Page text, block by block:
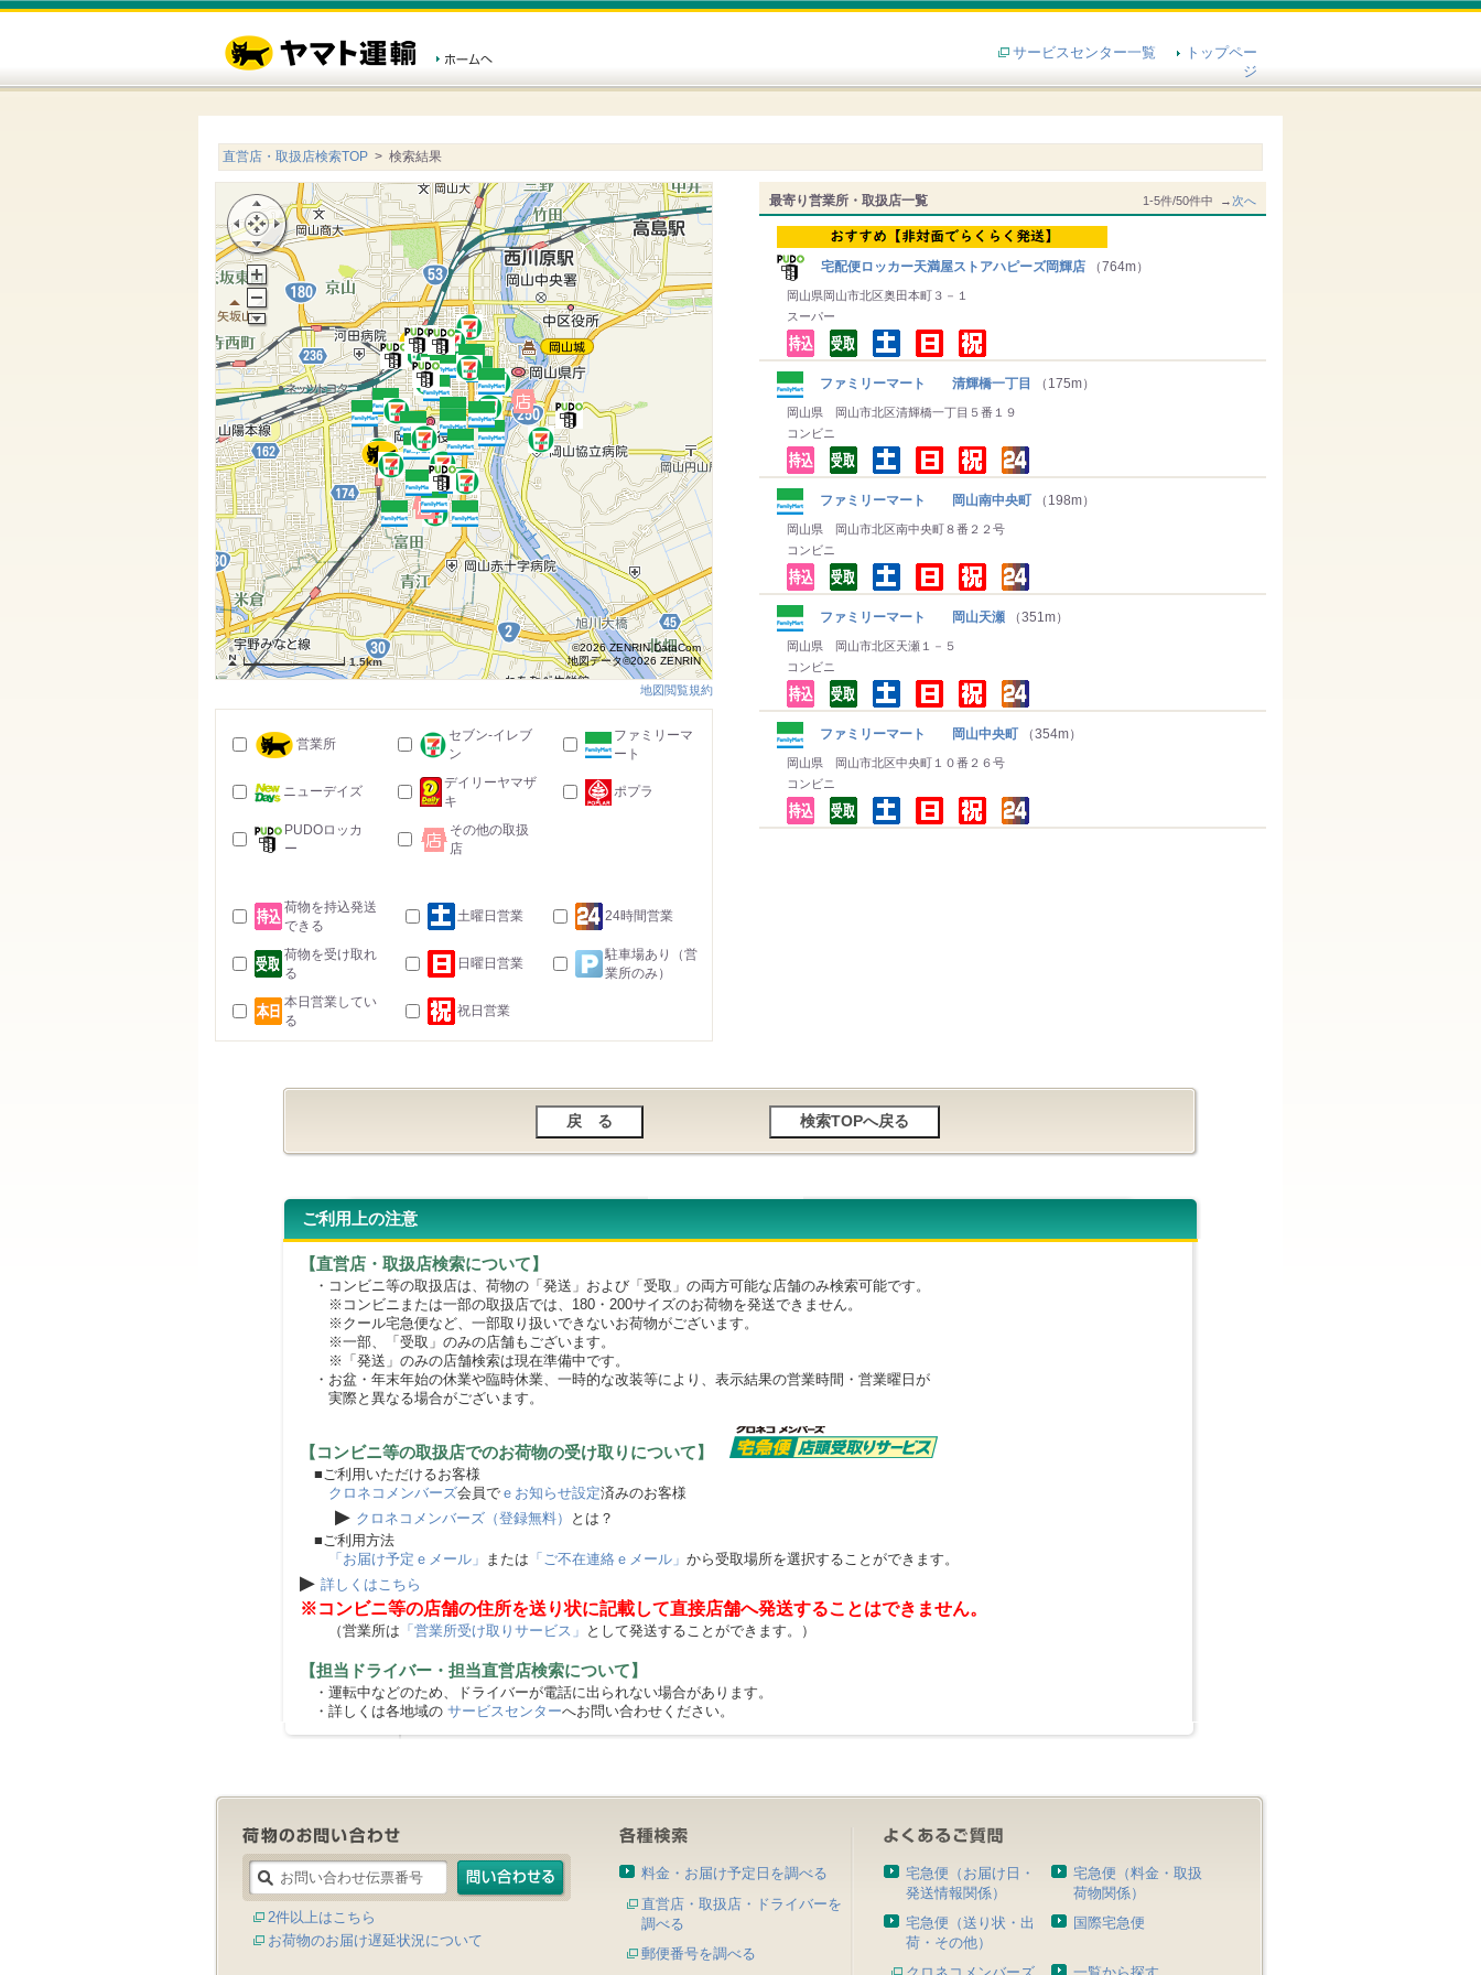
サービスセンター一覧
トップペー
ジ
直営店・取扱店検索TOP > 検索結果
最寄り営業所・取扱店一覧 1-5件/50件中 →次へ
宅配便ロッカー天満屋ストアハピーズ岡輝店 （764m）
岡山県岡山市北区奥田本町３－１
スーパー
ファミリーマート 清輝橋一丁目 （175m）
岡山県 岡山市北区清輝橋一丁目５番１９
コンビニ
ファミリーマート 岡山南中央町 （198m）
岡山県 岡山市北区南中央町８番２２号
コンビニ
ファミリーマート 岡山天瀬 （351m）
岡山県 岡山市北区天瀬１－５
コンビニ
ファミリーマート 岡山中央町 （354m）
岡山県 岡山市北区中央町１０番２６号
コンビニ
1.5km
©2026 ZENRIN DataCom
地図データ©2026 ZENRIN
地図閲覧規約
営業所
セブン-イレブ
ン
ファミリーマ
ート
ニューデイズ
デイリーヤマザ
キ
ポプラ
PUDOロッカ
ー
その他の取扱
店
荷物を持込発送
できる
土曜日営業 24時間営業
荷物を受け取れ
る
日曜日営業
駐車場あり（営
業所のみ）
本日営業してい
る
祝日営業
ご利用上の注意
【直営店・取扱店検索について】
・コンビニ等の取扱店は、荷物の「発送」および「受取」の両方可能な店舗のみ検索可能です。
※コンビニまたは一部の取扱店では、180・200サイズのお荷物を発送できません。
※クール宅急便など、一部取り扱いできないお荷物がございます。
※一部、「受取」のみの店舗もございます。
※「発送」のみの店舗検索は現在準備中です。
・お盆・年末年始の休業や臨時休業、一時的な改装等により、表示結果の営業時間・営業曜日が
実際と異なる場合がございます。
【コンビニ等の取扱店でのお荷物の受け取りについて】
■ご利用いただけるお客様
クロネコメンバーズ会員で ｅお知らせ設定済みのお客様
▶ クロネコメンバーズ（登録無料）
とは？
■ご利用方法
「お届け予定ｅメール」 または 「ご不在連絡ｅメール」 から受取場所を選択することができます。
▶ 詳しくはこちら
※コンビニ等の店舗の住所を送り状に記載して直接店舗へ発送することはできません。
（営業所は 「営業所受け取りサービス」 として発送することができます。）
【担当ドライバー・担当直営店検索について】
・運転中などのため、ドライバーが電話に出られない場合があります。
・詳しくは各地域の サービスセンターへお問い合わせください。
2件以上はこちら
お荷物のお届け遅延状況について
料金・お届け予定日を調べる
直営店・取扱店・ドライバーを
調べる
郵便番号を調べる
宅急便（お届け日・
発送情報関係）
宅急便（料金・取扱
荷物関係）
宅急便（送り状・出
荷・その他）
国際宅急便